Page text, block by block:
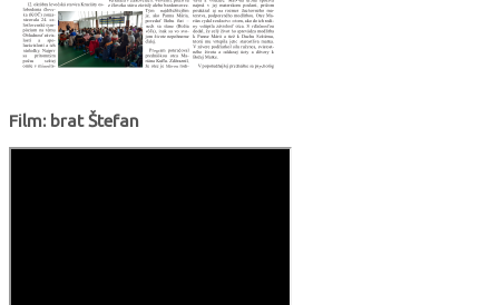
Film: brat Štefan